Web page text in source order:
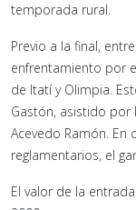
temporada rural.
Previo a la final,
enfrentamiento por
de Itatí y Olimpia.
Gastón, asistido por
Acevedo Ramón.
reglamentarios, el
El valor de la